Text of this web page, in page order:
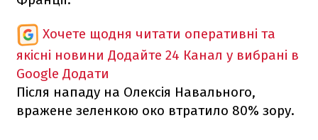
Хочете щодня читати оперативні та
якісні новини Додайте 24 Канал у вибрані в
Google Додати
Після нападу на Олексія Навального,
вражене зеленкою око втратило 80% зору.